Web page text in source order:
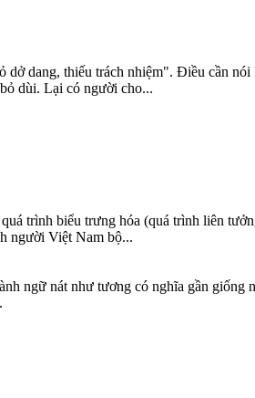
dang, thiếu trách nhiệm". Điều cần
dùi. Lại có người cho...
trình biểu trưng hóa (quá trình liên
người Việt Nam bộ...
ngữ nát như tương có nghĩa gần